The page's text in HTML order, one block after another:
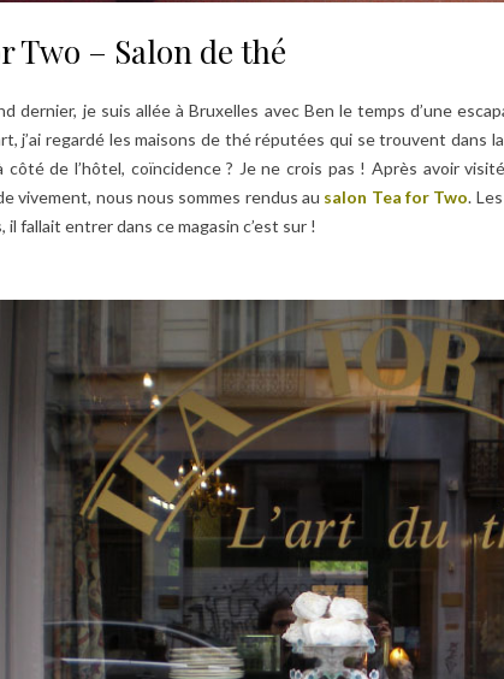
Two – Salon de thé
dernier, je suis allée à Bruxelles avec Ben le temps d’une
j’ai regardé les maisons de thé réputées qui se trouvent dans
côté de l’hôtel, coïncidence ? Je ne crois pas ! Après avoir
vivement, nous nous sommes rendus au salon Tea for Two.
il fallait entrer dans ce magasin c’est sur !